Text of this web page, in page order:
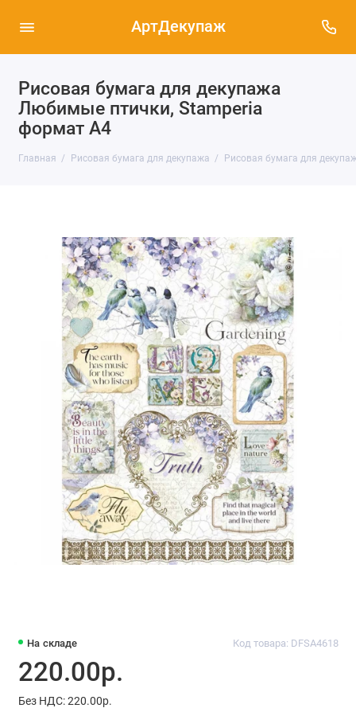
АртДекупаж
Рисовая бумага для декупажа
Любимые птички, Stamperia
формат А4
Главная Рисовая бумага для декупажа Рисовая бумага для
На складе Код товара: DFSA4618
220.00р.
Без НДС: 220.00р.